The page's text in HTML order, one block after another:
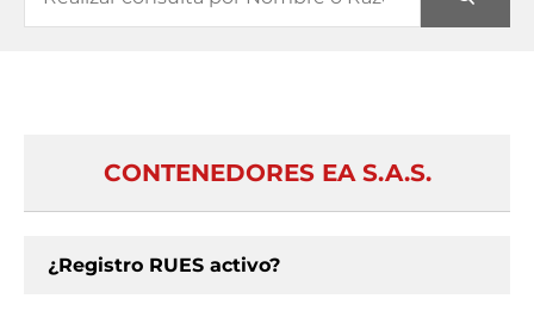
CONTENEDORES EA S.A.S.
¿Registro RUES activo?